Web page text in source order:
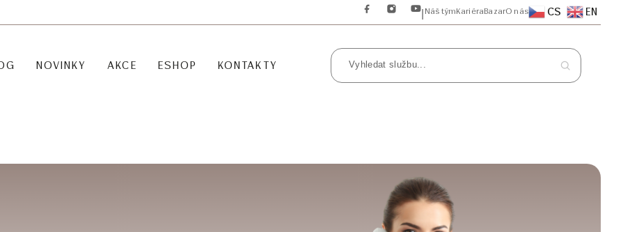
CS EN
O nás
Bazar
Kariéra
Náš tým
NOVINKY AKCE ESHOP KONTAKTY